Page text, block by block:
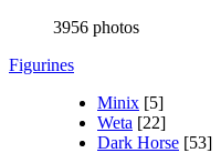
3956 photos
Figurines
Minix [5]
Weta [22]
Dark Horse [53]